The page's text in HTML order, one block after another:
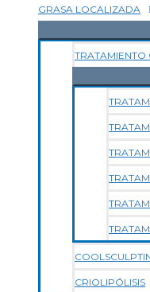
GRASA LOCALIZADA
TRATAMIENTO
CRIOLIPÓLISIS